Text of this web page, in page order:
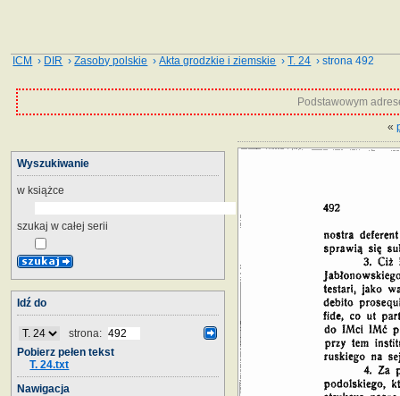
ICM › DIR ›Zasoby polskie ›Akta grodzkie i ziemskie ›T. 24 › strona 492
Podstawowym
«
Wyszukiwanie
w książce
szukaj w całej serii
Idź do
strona:
Pobierz pełen tekst
T. 24.txt
Nawigacja